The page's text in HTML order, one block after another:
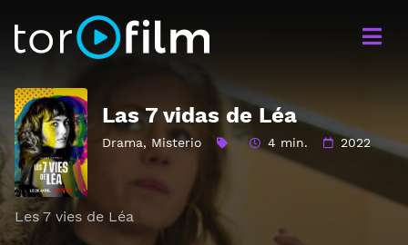
Las 7 vidas de Léa
Drama, Misterio 4 min. 2022
Les 7 vies de Léa